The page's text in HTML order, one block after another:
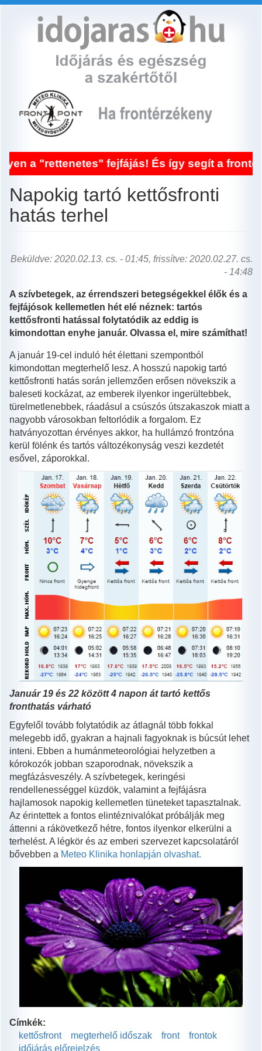
fejfájás! És így segít a
Napokig tartó kettősfronti
hatás terhel
Beküldve: 2020.02.13. cs. - 01:45, frissítve: 2020.02.27. cs.
- 14:48
A szívbetegek, az érrendszeri betegségekkel élők és a
fejfájósok kellemetlen hét elé néznek: tartós
kettősfronti hatással folytatódik az eddig is
kimondottan enyhe január. Olvassa el, mire számíthat!
A január 19-cel induló hét élettani szempontból
kimondottan megterhelő lesz. A hosszú napokig tartó
kettősfronti hatás során jellemzően erősen növekszik a
baleseti kockázat, az emberek ilyenkor ingerültebbek,
türelmetlenebbek, ráadásul a csúszós útszakaszok miatt a
nagyobb városokban feltorlódik a forgalom. Ez
hatványozottan érvényes akkor, ha hullámzó frontzóna
kerül fölénk és tartós változékonyság veszi kezdetét
esővel, záporokkal.
Január 19 és 22 között 4 napon át tartó kettős
fronthatás várható
Egyfelől tovább folytatódik az átlagnál több fokkal
melegebb idő, gyakran a hajnali fagyoknak is búcsút lehet
inteni. Ebben a humánmeteorológiai helyzetben a
kórokozók jobban szaporodnak, növekszik a
megfázásveszély. A szívbetegek, keringési
rendellenességgel küzdök, valamint a fejfájásra
hajlamosok napokig kellemetlen tüneteket tapasztalnak.
Az érintettek a fontos elintéznivalókat próbálják meg
áttenni a rákövetkező hétre, fontos ilyenkor elkerülni a
terhelést. A légkör és az emberi szervezet kapcsolatáról
bővebben a Meteo Klinika honlapján olvashat.
Címkék:
kettősfront
megterhelő időszak front
frontok
időjárás előrejelzés